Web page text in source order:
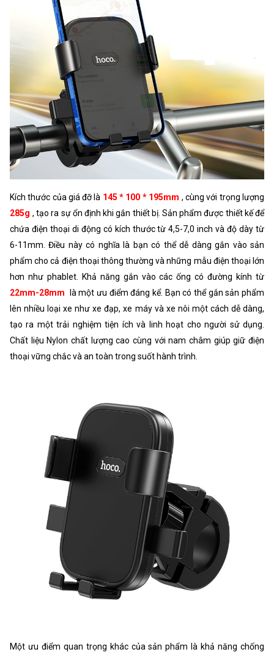
Kích thước của giá đỡ là 145 * 100 * 195mm , cùng với trọng lượng
285g , tạo ra sự ổn định khi gắn thiết bị. Sản phẩm được thiết kế để
chứa điện thoại di động có kích thước từ 4,5-7,0 inch và độ dày từ
6-11mm. Điều này có nghĩa là bạn có thể dễ dàng gắn vào sản
phẩm cho cả điện thoại thông thường và những mẫu điện thoại lớn
hơn như phablet. Khả năng gắn vào các ống có đường kính từ
22mm-28mm là một ưu điểm đáng kể. Bạn có thể gắn sản phẩm
lên nhiều loại xe như xe đạp, xe máy và xe nôi một cách dễ dàng,
tạo ra một trải nghiệm tiện ích và linh hoạt cho người sử dụng.
Chất liệu Nylon chất lượng cao cùng với nam châm giúp giữ điện
thoại vững chắc và an toàn trong suốt hành trình.
Một ưu điểm quan trọng khác của sản phẩm là khả năng chống